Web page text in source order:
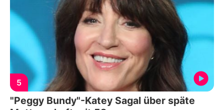
5
"Peggy Bundy"-Katey Sagal über späte